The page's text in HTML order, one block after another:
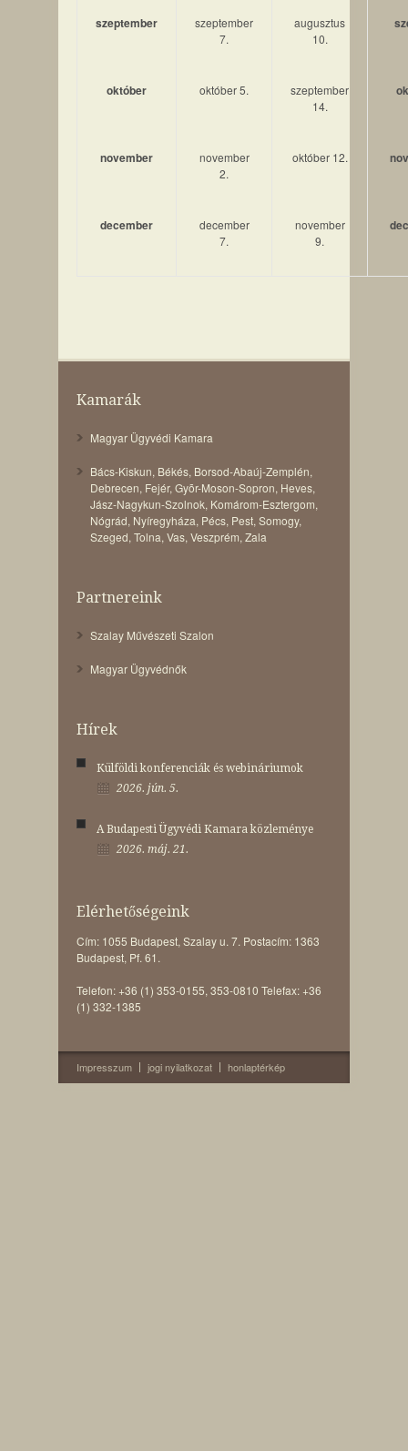
szeptember
szeptember
7.
augusztus
10.
október október 5.
szeptember
14.
november
november
2.
október 12.
december
december
7.
november
9.
Kamarák
Magyar Ügyvédi Kamara
Bács-Kiskun, Békés, Borsod-Abaúj-Zemplén,
Debrecen, Fejér, Gyõr-Moson-Sopron, Heves,
Jász-Nagykun-Szolnok, Komárom-Esztergom,
Nógrád, Nyíregyháza, Pécs, Pest, Somogy,
Szeged, Tolna, Vas, Veszprém, Zala
Partnereink
Szalay Művészeti Szalon
Magyar Ügyvédnők
Hírek
Külföldi konferenciák és webináriumok
2026. jún. 5.
A Budapesti Ügyvédi Kamara közleménye
2026. máj. 21.
Elérhetőségeink
Cím: 1055 Budapest, Szalay u. 7. Postacím: 1363
Budapest, Pf. 61.
Telefon: +36 (1) 353-0155, 353-0810 Telefax: +36
(1) 332-1385
Impresszum jogi nyilatkozat honlaptérkép